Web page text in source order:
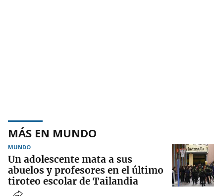
MÁS EN MUNDO
MUNDO
Un adolescente mata a sus
abuelos y profesores en el último
tiroteo escolar de Tailandia